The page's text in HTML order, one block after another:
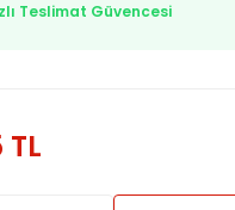
Teslimat Güvencesi
TL